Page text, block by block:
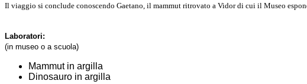
Il viaggio si conclude conoscendo Gaetano, il mammut ritrovato a Vidor di cui il Museo
Laboratori:
(in museo o a scuola)
Mammut in argilla
Dinosauro in argilla